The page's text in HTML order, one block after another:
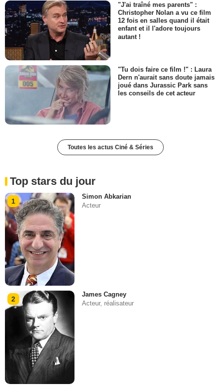
"J'ai traîné mes parents" :
Christopher Nolan a vu ce film
12 fois en salles quand il était
enfant et il l'adore toujours
autant !
"Tu dois faire ce film !" : Laura
Dern n'aurait sans doute jamais
joué dans Jurassic Park sans
les conseils de cet acteur
Toutes les actus Ciné & Séries
Top stars du jour
1
Simon Abkarian
Acteur
2
James Cagney
Acteur, réalisateur